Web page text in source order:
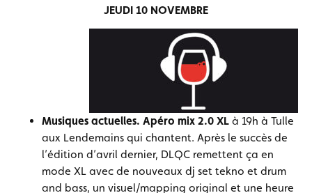
JEUDI 10 NOVEMBRE
Musiques actuelles. Apéro mix 2.0 XL à 19h à Tulle
aux Lendemains qui chantent. Après le succès de
l’édition d’avril dernier, DLQC remettent ça en
mode XL avec de nouveaux dj set tekno et drum
and bass, un visuel/mapping original et une heure